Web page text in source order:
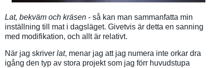
Lat, bekväm och kräsen - så kan man sammanfatta min
inställning till mat i dagsläget. Givetvis är detta en sanning
med modifikation, och allt är relativt.
När jag skriver lat, menar jag att jag numera inte orkar dra
igång den typ av stora projekt som jag förr huvudstupa